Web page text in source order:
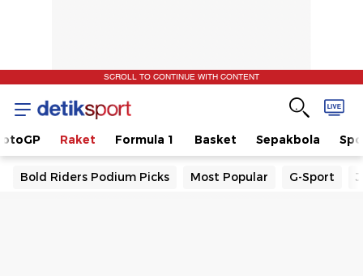
SCROLL TO CONTINUE WITH CONTENT
Raket Formula 1 Basket Sepakbola
Bold Riders Podium Picks Most Popular G-Sport